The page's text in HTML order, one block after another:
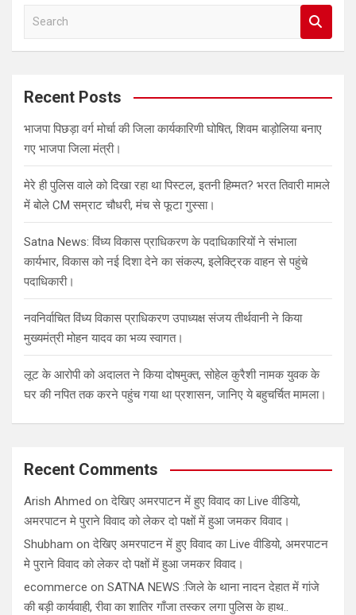
a
c
Recent Posts
भाजपा पिछड़ा वर्ग मोर्चा की जिला कार्यकारिणी घोषित, शिवम बाड़ोलिया बनाए
गए भाजपा जिला मंत्री।
मेरे ही पुलिस वाले को दिखा रहा था पिस्टल, इतनी हिम्मत? भरत तिवारी मामले
में बोले CM सम्राट चौधरी, मंच से फूटा गुस्सा।
Satna News: विंध्य विकास प्राधिकरण के पदाधिकारियों ने संभाला
कार्यभार, विकास को नई दिशा देने का संकल्प, इलेक्ट्रिक वाहन से पहुंचे
पदाधिकारी।
नवनिर्वाचित विंध्य विकास प्राधिकरण उपाध्यक्ष संजय तीर्थवानी ने किया
मुख्यमंत्री मोहन यादव का भव्य स्वागत।
लूट के आरोपी को अदालत ने किया दोषमुक्त, सोहेल कुरैशी नामक युवक के
घर की नपित तक करने पहुंच गया था प्रशासन, जानिए ये बहुचर्चित मामला।
Recent Comments
Arish Ahmed onदेखिए अमरपाटन में हुए विवाद का Live वीडियो,
अमरपाटन मे पुराने विवाद को लेकर दो पक्षों में हुआ जमकर विवाद।
Shubham onदेखिए अमरपाटन में हुए विवाद का Live वीडियो, अमरपाटन
मे पुराने विवाद को लेकर दो पक्षों में हुआ जमकर विवाद।
ecommerce on SATNA NEWS :जिले के थाना नादन देहात में गांजे
की बड़ी कार्यवाही, रीवा का शातिर गाँजा तस्कर लगा पुलिस के हाथ..